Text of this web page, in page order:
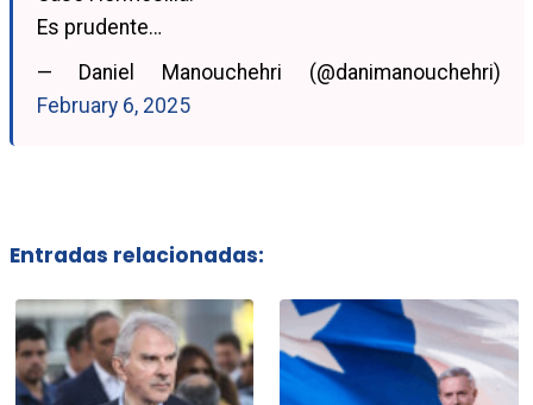
Es prudente…
— Daniel Manouchehri (@danimanouchehri)
February 6, 2025
Entradas relacionadas: